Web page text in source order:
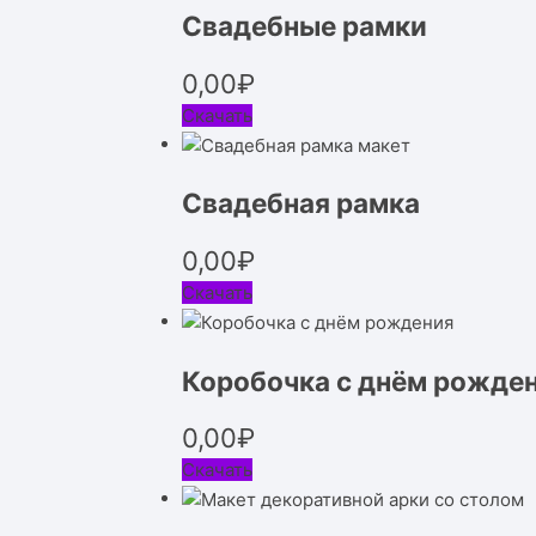
Свадебные рамки
0,00₽
Скачать
Свадебная рамка
0,00₽
Скачать
Коробочка с днём
0,00₽
Скачать